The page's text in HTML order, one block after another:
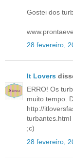
Gostei dos
28 fevereiro,
It Lovers
ERRO! Os
muito tempo.
http://
turbantes.html
;c)
28 fevereiro,